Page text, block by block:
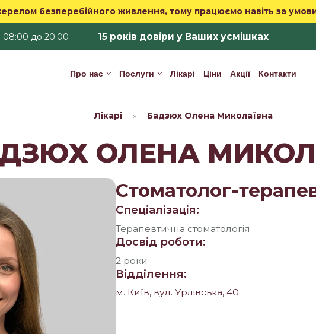
безперебійного живлення, тому працюємо навіть за
08:00 до 20:00 15 років довіри у Ваших усмішках
Про нас Послуги Лікарі Ціни Акції Контакти
Лікарі » Бадзюх Олена Миколаївна
ОЛЕНА
Стоматолог-
Спеціалізація:
Терапевтична стоматологія
Досвід роботи:
2 роки
Відділення:
м. Київ, вул. Урлівська, 40